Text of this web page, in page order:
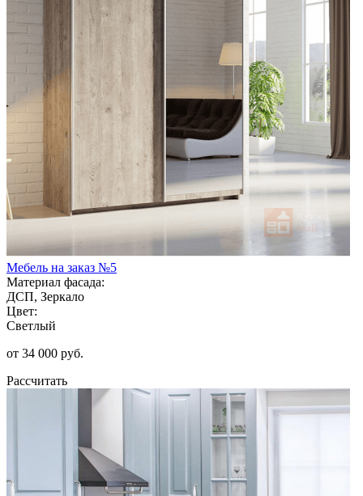
Мебель на заказ №5
Материал фасада:
ДСП, Зеркало
Цвет:
Светлый
от 34 000 руб.
Рассчитать